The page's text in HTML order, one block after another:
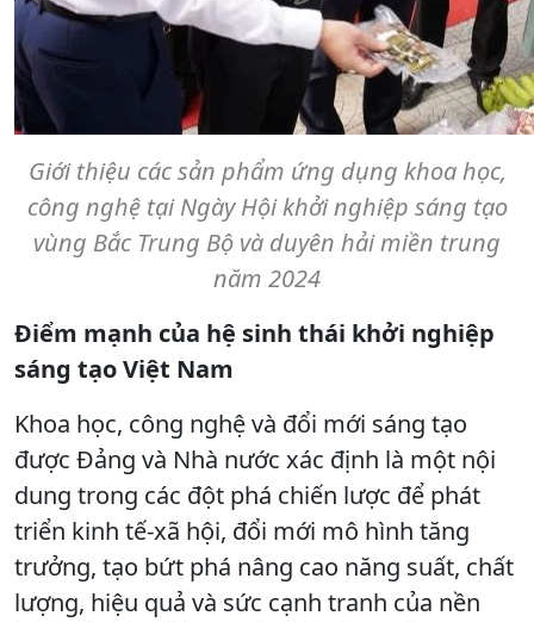
Giới thiệu các sản phẩm ứng dụng khoa học,
công nghệ tại Ngày Hội khởi nghiệp sáng tạo
vùng Bắc Trung Bộ và duyên hải miền trung
năm 2024
Điểm mạnh của hệ sinh thái khởi nghiệp
sáng tạo Việt Nam
Khoa học, công nghệ và đổi mới sáng tạo
được Đảng và Nhà nước xác định là một nội
dung trong các đột phá chiến lược để phát
triển kinh tế-xã hội, đổi mới mô hình tăng
trưởng, tạo bứt phá nâng cao năng suất, chất
lượng, hiệu quả và sức cạnh tranh của nền